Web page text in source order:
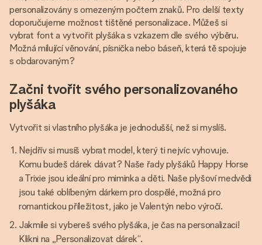
personalizovány s omezeným počtem znaků. Pro delší texty
doporučujeme možnost tištěné personalizace. Můžeš si
vybrat font a vytvořit plyšáka s vzkazem dle svého výběru.
Možná milující věnování, písnička nebo báseň, která tě spojuje
s obdarovaným?
Začni tvořit svého personalizovaného
plyšáka
Vytvořit si vlastního plyšáka je jednodušší, než si myslíš.
Nejdřív si musíš vybrat model, který ti nejvíc vyhovuje.
Komu budeš dárek dávat? Naše řady plyšáků Happy Horse
a Trixie jsou ideální pro miminka a děti. Naše plyšoví medvědi
jsou také oblíbeným dárkem pro dospělé, možná pro
romantickou příležitost, jako je Valentýn nebo výročí.
Jakmile si vybereš svého plyšáka, je čas na personalizaci!
Klikni na „Personalizovat dárek“.